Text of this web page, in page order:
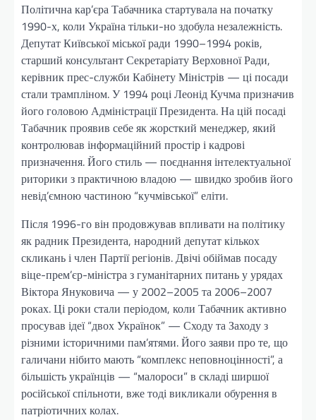
Політична кар’єра Табачника стартувала на початку
1990-х, коли Україна тільки-но здобула незалежність.
Депутат Київської міської ради 1990–1994 років,
старший консультант Секретаріату Верховної Ради,
керівник прес-служби Кабінету Міністрів — ці посади
стали трампліном. У 1994 році Леонід Кучма призначив
його головою Адміністрації Президента. На цій посаді
Табачник проявив себе як жорсткий менеджер, який
контролював інформаційний простір і кадрові
призначення. Його стиль — поєднання інтелектуальної
риторики з практичною владою — швидко зробив його
невід’ємною частиною “кучмівської” еліти.
Після 1996-го він продовжував впливати на політику
як радник Президента, народний депутат кількох
скликань і член Партії регіонів. Двічі обіймав посаду
віце-прем’єр-міністра з гуманітарних питань у урядах
Віктора Януковича — у 2002–2005 та 2006–2007
роках. Ці роки стали періодом, коли Табачник активно
просував ідеї “двох Українок” — Сходу та Заходу з
різними історичними пам’ятями. Його заяви про те, що
галичани нібито мають “комплекс неповноцінності”, а
більшість українців — “малороси” в складі ширшої
російської спільноти, вже тоді викликали обурення в
патріотичних колах.